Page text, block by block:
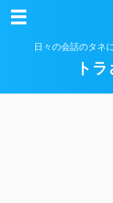
日々の会話のタネ
ト